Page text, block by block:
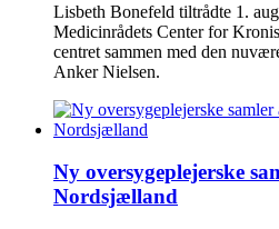
Lisbeth Bonefeld tiltrådte 1.
Medicinrådets Center for
centret sammen med den
Anker Nielsen.
Ny oversygeplejerske
Nordsjælland